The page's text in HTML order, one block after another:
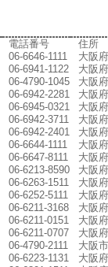
電話番号
住所
06-6646-1111
大阪
06-6941-1122
大阪
06-4790-1045
大阪
06-6942-2281
大阪
06-6945-0321
大阪
06-6942-3711
大阪
06-6942-2401
大阪
06-6644-1111
大阪
06-6647-8111
大阪
06-6213-8590
大阪
06-6263-1511
大阪
06-6252-5111
大阪
06-6211-3168
大阪
06-6211-0151
大阪
06-6211-0707
大阪
06-4790-2111
大阪
06-6223-1131
大阪